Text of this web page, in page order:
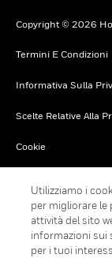
Copyright © 2026
Termini E Condizioni
Informativa Sulla
Scelte Relative Alla
Cookie
Utilizziamo i
per migliorare le
attività del sito
informazioni sui
per i tuoi